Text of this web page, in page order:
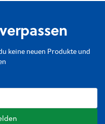
keine neuen Produkte und